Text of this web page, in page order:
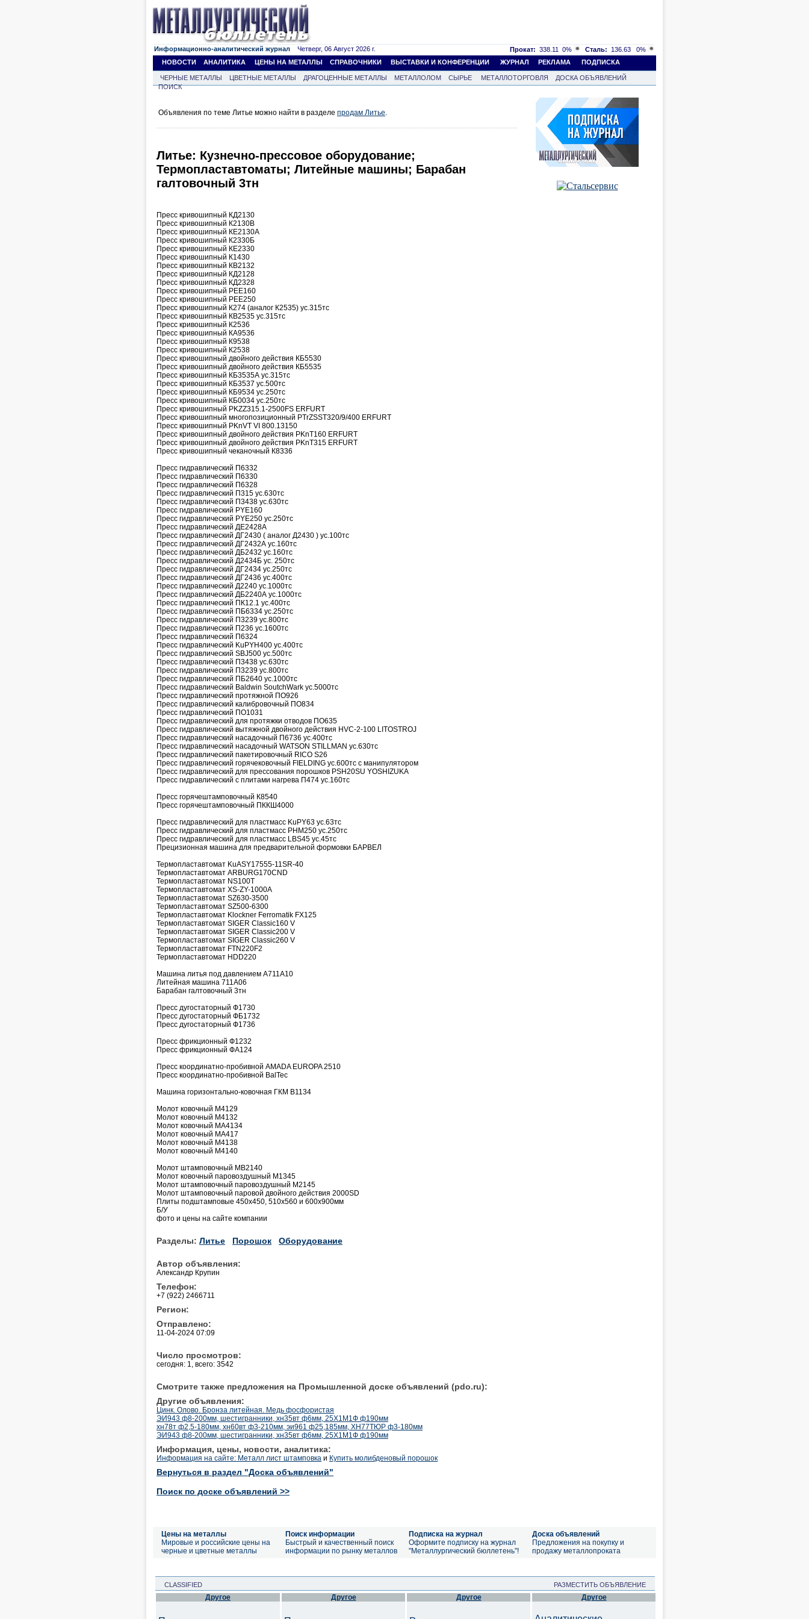
Информационно-аналитический журнал Четверг, 06 Август 2026 г. Прокат: 338.11 0% Сталь: 136.63
0%
НОВОСТИ
АНАЛИТИКА ЦЕНЫ НА МЕТАЛЛЫ СПРАВОЧНИКИ ВЫСТАВКИ И КОНФЕРЕНЦИИ ЖУРНАЛ РЕКЛАМА ПОДПИСКА
ЧЕРНЫЕ МЕТАЛЛЫ ЦВЕТНЫЕ МЕТАЛЛЫ ДРАГОЦЕННЫЕ МЕТАЛЛЫ МЕТАЛЛОЛОМ СЫРЬЕ МЕТАЛЛОТОРГОВЛЯ
ДОСКА ОБЪЯВЛЕНИЙ
ПОИСК
Объявления по теме Литье можно найти в разделе продам Литье.
Литье: Кузнечно-прессовое оборудование;
Термопластавтоматы; Литейные машины; Барабан
галтовочный 3тн
Пресс кривошипный КД2130
Пресс кривошипный К2130В
Пресс кривошипный КЕ2130А
Пресс кривошипный К2330Б
Пресс кривошипный КЕ2330
Пресс кривошипный К1430
Пресс кривошипный КВ2132
Пресс кривошипный КД2128
Пресс кривошипный КД2328
Пресс кривошипный PEE160
Пресс кривошипный PEE250
Пресс кривошипный К274 (аналог К2535) ус.315тс
Пресс кривошипный КВ2535 ус.315тс
Пресс кривошипный К2536
Пресс кривошипный КА9536
Пресс кривошипный К9538
Пресс кривошипный К2538
Пресс кривошипный двойного действия КБ5530
Пресс кривошипный двойного действия КБ5535
Пресс кривошипный КБ3535А ус.315тс
Пресс кривошипный КБ3537 ус.500тс
Пресс кривошипный КБ9534 ус.250тс
Пресс кривошипный КБ0034 ус.250тс
Пресс кривошипный PKZZ315.1-2500FS ERFURT
Пресс кривошипный многопозиционный PTrZSST320/9/400 ERFURT
Пресс кривошипный PKnVT VI 800.13150
Пресс кривошипный двойного действия PKnT160 ERFURT
Пресс кривошипный двойного действия PKnT315 ERFURT
Пресс кривошипный чеканочный К8336
Пресс гидравлический П6332
Пресс гидравлический П6330
Пресс гидравлический П6328
Пресс гидравлический П315 ус.630тс
Пресс гидравлический П3438 ус.630тс
Пресс гидравлический PYE160
Пресс гидравлический PYE250 ус.250тс
Пресс гидравлический ДЕ2428А
Пресс гидравлический ДГ2430 ( аналог Д2430 ) ус.100тс
Пресс гидравлический ДГ2432А ус.160тс
Пресс гидравлический ДБ2432 ус.160тс
Пресс гидравлический Д2434Б ус. 250тс
Пресс гидравлический ДГ2434 ус.250тс
Пресс гидравлический ДГ2436 ус.400тс
Пресс гидравлический Д2240 ус.1000тс
Пресс гидравлический ДБ2240А ус.1000тс
Пресс гидравлический ПК12.1 ус.400тс
Пресс гидравлический ПБ6334 ус.250тс
Пресс гидравлический П3239 ус.800тс
Пресс гидравлический П236 ус.1600тс
Пресс гидравлический П6324
Пресс гидравлический KuPYH400 ус.400тс
Пресс гидравлический SBJ500 ус.500тс
Пресс гидравлический П3438 ус.630тс
Пресс гидравлический П3239 ус.800тс
Пресс гидравлический ПБ2640 ус.1000тс
Пресс гидравлический Baldwin SoutchWark ус.5000тс
Пресс гидравлический протяжной ПО926
Пресс гидравлический калибровочный ПО834
Пресс гидравлический ПО1031
Пресс гидравлический для протяжки отводов ПО635
Пресс гидравлический вытяжной двойного действия HVC-2-100 LITOSTROJ
Пресс гидравлический насадочный П6736 ус.400тс
Пресс гидравлический насадочный WATSON STILLMAN ус.630тс
Пресс гидравлический пакетировочный RICO S26
Пресс гидравлический горячековочный FIELDING ус.600тс с манипулятором
Пресс гидравлический для прессования порошков PSH20SU YOSHIZUKA
Пресс гидравлический с плитами нагрева П474 ус.160тс
Пресс горячештамповочный К8540
Пресс горячештамповочный ПККШ4000
Пресс гидравлический для пластмасс KuPY63 ус.63тс
Пресс гидравлический для пластмасс PHM250 ус.250тс
Пресс гидравлический для пластмасс LBS45 ус.45тс
Прецизионная машина для предварительной формовки БАРВЕЛ
Термопластавтомат KuASY17555-11SR-40
Термопластавтомат ARBURG170CND
Термопластавтомат NS100T
Термопластавтомат XS-ZY-1000A
Термопластавтомат SZ630-3500
Термопластавтомат SZ500-6300
Термопластавтомат Klockner Ferromatik FX125
Термопластавтомат SIGER Classic160 V
Термопластавтомат SIGER Classic200 V
Термопластавтомат SIGER Classic260 V
Термопластавтомат FTN220F2
Термопластавтомат HDD220
Машина литья под давлением А711А10
Литейная машина 711А06
Барабан галтовочный 3тн
Пресс дугостаторный Ф1730
Пресс дугостаторный ФБ1732
Пресс дугостаторный Ф1736
Пресс фрикционный Ф1232
Пресс фрикционный ФА124
Пресс координатно-пробивной AMADA EUROPA 2510
Пресс координатно-пробивной BalTec
Машина горизонтально-ковочная ГКМ В1134
Молот ковочный М4129
Молот ковочный М4132
Молот ковочный МА4134
Молот ковочный МА417
Молот ковочный М4138
Молот ковочный М4140
Молот штамповочный МВ2140
Молот ковочный паровоздушный М1345
Молот штамповочный паровоздушный М2145
Молот штамповочный паровой двойного действия 2000SD
Плиты подштамповые 450х450, 510х560 и 600х900мм
Б/У
фото и цены на сайте компании
Разделы: Литье Порошок Оборудование
Автор объявления:
Александр Крупин
Телефон:
+7 (922) 2466711
Регион:
Отправлено:
11-04-2024 07:09
Число просмотров:
сегодня: 1, всего: 3542
Смотрите также предложения на Промышленной доске объявлений (pdo.ru):
Другие объявления:
Цинк. Олово. Бронза литейная. Медь фосфористая
ЭИ943 ф8-200мм, шестигранники, хн35вт ф6мм, 25Х1М1Ф ф190мм
хн78т ф2,5-180мм, хн60вт ф3-210мм, эи961 ф25,185мм, ХН77ТЮР ф3-180мм
ЭИ943 ф8-200мм, шестигранники, хн35вт ф6мм, 25Х1М1Ф ф190мм
Информация, цены, новости, аналитика:
Информация на сайте: Металл лист штамповка и Купить молибденовый порошок
Вернуться в раздел "Доска объявлений"
Поиск по доске объявлений >>
Цены на металлы
Мировые и российские цены на
черные и цветные металлы
Поиск информации
Быстрый и качественный поиск
информации по рынку металлов
Подписка на журнал
Оформите подписку на журнал
"Металлургический бюллетень"!
Доска объявлений
Предложения на покупку и
продажу металлопроката
CLASSIFIED РАЗМЕСТИТЬ ОБЪЯВЛЕНИЕ
Другое Другое Другое Другое